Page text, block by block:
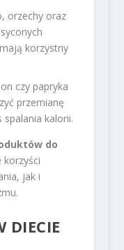
orzechy oraz
korzystny
czy papryka
przemianę
kalorii.
do
jak i
DIECIE